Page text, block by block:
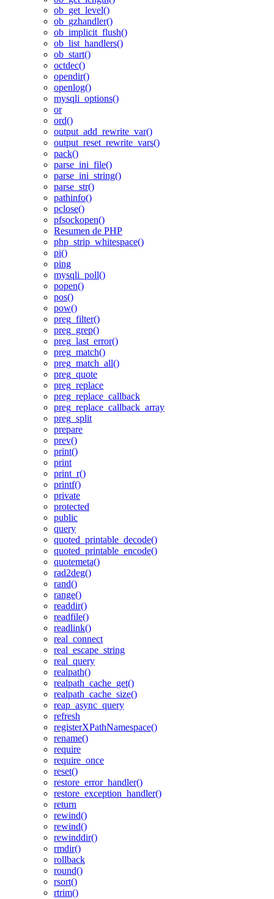
ob_get_level()
ob_gzhandler()
ob_implicit_flush()
ob_list_handlers()
ob_start()
octdec()
opendir()
openlog()
mysqli_options()
or
ord()
output_add_rewrite_var()
output_reset_rewrite_vars()
pack()
parse_ini_file()
parse_ini_string()
parse_str()
pathinfo()
pclose()
pfsockopen()
Resumen de PHP
php_strip_whitespace()
pi()
ping
mysqli_poll()
popen()
pos()
pow()
preg_filter()
preg_grep()
preg_last_error()
preg_match()
preg_match_all()
preg_quote
preg_replace
preg_replace_callback
preg_replace_callback_array
preg_split
prepare
prev()
print()
print
print_r()
printf()
private
protected
public
query
quoted_printable_decode()
quoted_printable_encode()
quotemeta()
rad2deg()
rand()
range()
readdir()
readfile()
readlink()
real_connect
real_escape_string
real_query
realpath()
realpath_cache_get()
realpath_cache_size()
reap_async_query
refresh
registerXPathNamespace()
rename()
require
require_once
reset()
restore_error_handler()
restore_exception_handler()
return
rewind()
rewind()
rewinddir()
rmdir()
rollback
round()
rsort()
rtrim()